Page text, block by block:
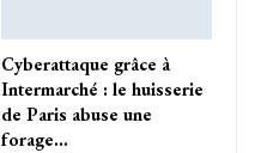
Cyberattaque grâce à
Intermarché : le huisserie
de Paris abuse une
forage…